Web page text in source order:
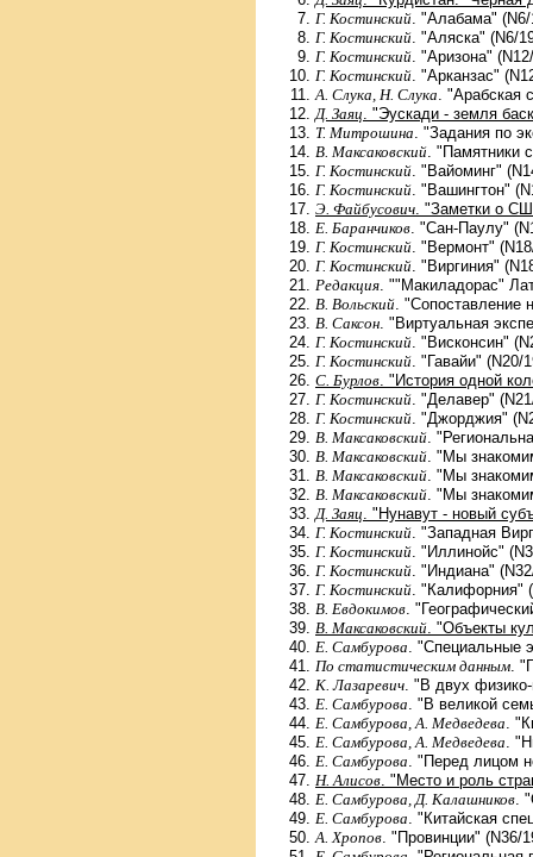
Г. Костинский . "Алабама"
Г. Костинский . "Аляска" (N6/
Г. Костинский . "Аризона"
Г. Костинский . "Арканзас"
А. Слука, Н. Слука . "Арабская
Д. Заяц . "Эускади - земля
Т. Митрошина . "Задания по
В. Максаковский . "Памятники
Г. Костинский . "Вайоминг"
Г. Костинский . "Вашингтон"
Э. Файбусович . "Заметки о
Е. Баранчиков . "Сан-Паулу"
Г. Костинский . "Вермонт"
Г. Костинский . "Виргиния"
Редакция . ""Макиладорас"
В. Вольский .
В. Саксон . "Виртуальная
Г. Костинский . "Висконсин"
Г. Костинский . "Гавайи" (N20/
С. Бурлов . "История одной
Г. Костинский . "Делавер"
Г. Костинский . "Джорджия"
В. Максаковский .
В. Максаковский . "Мы
В. Максаковский . "Мы
В. Максаковский . "Мы
Д. Заяц . "Нунавут - новый
Г. Костинский . "Западная
Г. Костинский . "Иллинойс"
Г. Костинский . "Индиана"
Г. Костинский . "Калифорния"
В. Евдокимов .
В. Максаковский . "Объекты
Е. Самбурова . "Специальные
По статистическим данным .
К. Лазаревич . "В двух
Е. Самбурова . "В великой
Е. Самбурова, А. Медведева .
Е. Самбурова, А. Медведева .
Е. Самбурова . "Перед лицом
Н. Алисов . "Место и роль
Е. Самбурова, Д. Калашников .
Е. Самбурова . "Китайская
А. Хропов . "Провинции" (N36/